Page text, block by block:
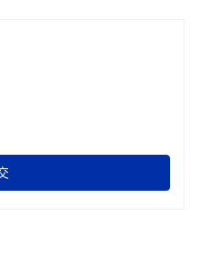
高了企业的经济效益，更提
源，提升自身的品牌形
数据中心，以及越来越沉